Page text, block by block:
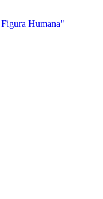
Humana"